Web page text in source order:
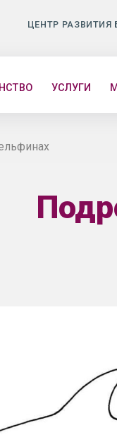
ЦЕНТР
УСЛУГИ